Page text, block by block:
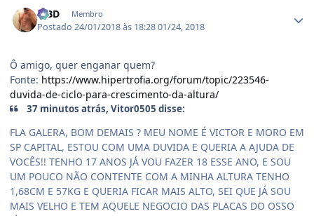
MBD Membro
Postado24/01/2018 às 18:2801/24, 2018
Ô amigo, quer enganar quem?
Fonte: https://www.hipertrofia.org/forum/topic/223546-
duvida-de-ciclo-para-crescimento-da-altura/
37 minutos atrás, Vitor0505 disse:
FLA GALERA, BOM DEMAIS ? MEU NOME É VICTOR E MORO EM
SP CAPITAL, ESTOU COM UMA DUVIDA E QUERIA A AJUDA DE
VOCÊS!! TENHO 17 ANOS JÁ VOU FAZER 18 ESSE ANO, E SOU
UM POUCO NÃO CONTENTE COM A MINHA ALTURA TENHO
1,68CM E 57KG E QUERIA FICAR MAIS ALTO, SEI QUE JÁ SOU
MAIS VELHO E TEM AQUELE NEGOCIO DAS PLACAS DO OSSO